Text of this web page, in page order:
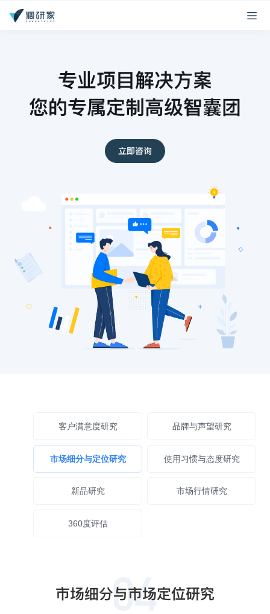
专业项目解决方案
您的专属定制高级智囊团
立即咨询
客户满意度研究 品牌与声望研究
市场细分与定位研究 使用习惯与态度研究
新品研究 市场行情研究
360度评估
市场细分与市场定位研究